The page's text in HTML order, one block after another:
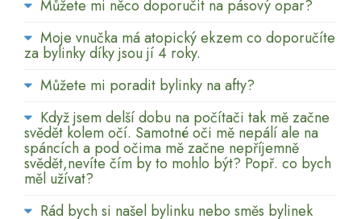
Můžete mi něco doporučit na pásový opar?
Moje vnučka má atopický ekzem co doporučíte
za bylinky díky jsou jí 4 roky.
Můžete mi poradit bylinky na afty?
Když jsem delší dobu na počítači tak mě začne
svědět kolem očí. Samotné oči mě nepálí ale na
spáncích a pod očima mě začne nepříjemně
svědět,nevíte čím by to mohlo být? Popř. co bych
měl užívat?
Rád bych si našel bylinku nebo směs bylinek